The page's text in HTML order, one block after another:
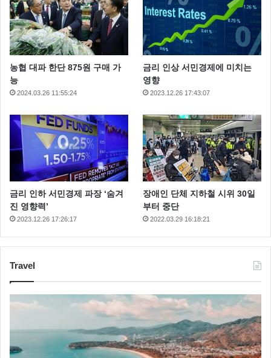
농협 대파 한단 875원 구매 가
능
2024.03.26 11:55:24
금리 인상 서민경제에 미치는
영향
2023.12.26 17:43:07
금리 인하 서민경제 파장 ‘숨겨
진 영향력’
2023.12.26 17:26:17
장애인 단체 지하철 시위 30일
부터 중단
2022.03.29 16:18:21
Travel